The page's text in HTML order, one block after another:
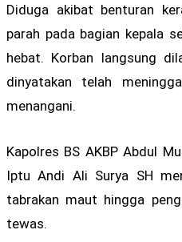
Diduga akibat benturan
parah pada bagian kepala
hebat. Korban langsung
dinyatakan telah
menangani.
Kapolres BS AKBP Abdul
Iptu Andi Ali Surya SH
tabrakan maut hingga
tewas.